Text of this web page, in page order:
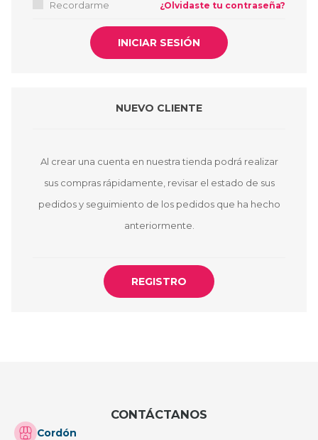
Recordarme ¿Olvidaste tu contraseña?
NUEVO CLIENTE
Al crear una cuenta en nuestra tienda podrá realizar
sus compras rápidamente, revisar el estado de sus
pedidos y seguimiento de los pedidos que ha hecho
anteriormente.
CONTÁCTANOS
Cordón